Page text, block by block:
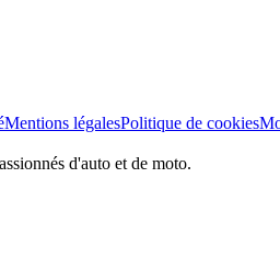
Mentions légalesPolitique de cookies
d'auto et de moto.